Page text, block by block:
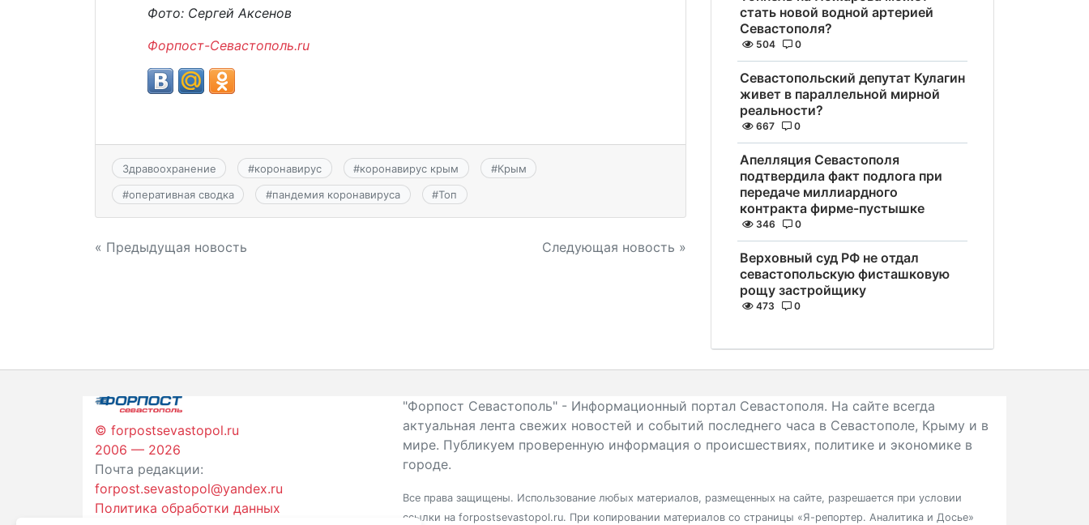
Фото: Сергей Аксенов
Форпост-Севастополь.ru
Здравоохранение #коронавирус #коронавирус крым #Крым
#оперативная сводка #пандемия коронавируса #Топ
Навигация
« Предыдущая новость Следующая новость »
стать новой водной артерией
Севастополя?
504 0
Севастопольский депутат Кулагин
живет в параллельной мирной
реальности?
667 0
Апелляция Севастополя
подтвердила факт подлога при
передаче миллиардного
контракта фирме-пустышке
346 0
Верховный суд РФ не отдал
севастопольскую фисташковую
рощу застройщику
473 0
© forpostsevastopol.ru
2006 — 2026
Почта редакции:
forpost.sevastopol@yandex.ru
Политика обработки данных
"Форпост Севастополь" - Информационный портал Севастополя. На сайте всегда
актуальная лента свежих новостей и событий последнего часа в Севастополе, Крыму и в
мире. Публикуем проверенную информация о происшествиях, политике и экономике в
городе.
Все права защищены. Использование любых материалов, размещенных на сайте, разрешается при условии
ссылки на forpostsevastopol.ru. При копировании материалов со страницы «Я-репортер. Аналитика и Досье»